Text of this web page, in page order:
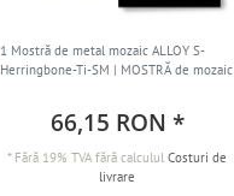
1 Mostră de metal mozaic ALLOY S-
Herringbone-Ti-SM | MOSTRĂ de mozaic
66,15 RON *
* Fără 19% TVA fără calcululCosturi de
livrare